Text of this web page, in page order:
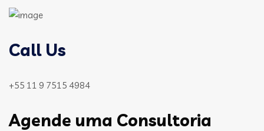
Call Us
+55 11 9 7515 4984
Agende uma Consultoria